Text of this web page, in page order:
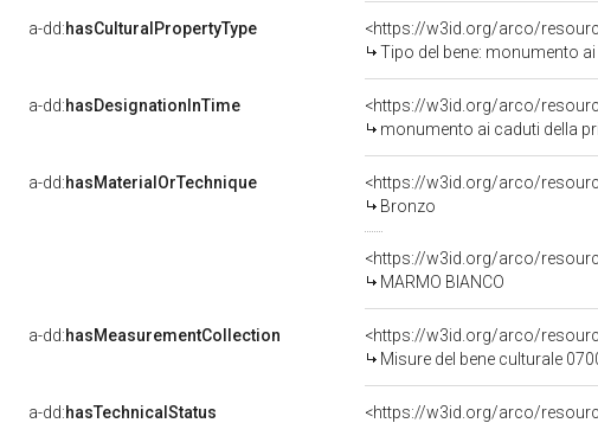
a-dd:hasCulturalPropertyType
<https://w3id.org/arco/
Tipo del bene: monumento
a-dd:hasDesignationInTime
<https://w3id.org/arco/
monumento ai caduti della
a-dd:hasMaterialOrTechnique
<https://w3id.org/arco/
Bronzo
<https://w3id.org/arco/
MARMO BIANCO
a-dd:hasMeasurementCollection
<https://w3id.org/arco/
Misure del bene culturale
a-dd:hasTechnicalStatus
<https://w3id.org/arco/